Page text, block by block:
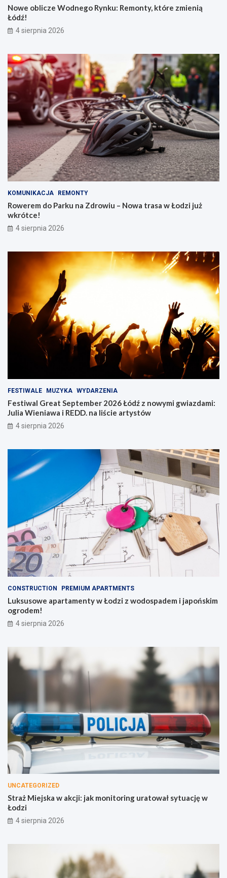
Nowe oblicze Wodnego Rynku: Remonty, które zmienią
Łódź!
4 sierpnia 2026
KOMUNIKACJA REMONTY
Rowerem do Parku na Zdrowiu – Nowa trasa w Łodzi już
wkrótce!
4 sierpnia 2026
FESTIWALE MUZYKA WYDARZENIA
Festiwal Great September 2026 Łódź z nowymi gwiazdami:
Julia Wieniawa i REDD. na liście artystów
4 sierpnia 2026
CONSTRUCTION PREMIUM APARTMENTS
Luksusowe apartamenty w Łodzi z wodospadem i japońskim
ogrodem!
4 sierpnia 2026
UNCATEGORIZED
Straż Miejska w akcji: jak monitoring uratował sytuację w
Łodzi
4 sierpnia 2026